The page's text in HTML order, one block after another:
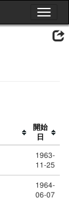
Toggle
開始
日
1963-
11-25
1964-
06-07